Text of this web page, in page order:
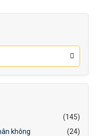
(145)
không
(24)